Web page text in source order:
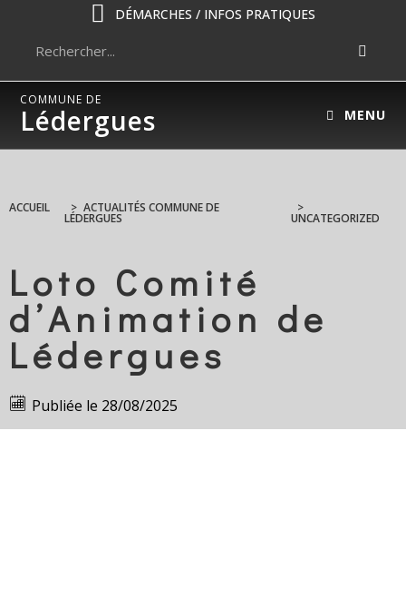
DÉMARCHES / INFOS PRATIQUES
COMMUNE DE
Lédergues MENU
ACCUEIL > ACTUALITÉS COMMUNE DE
LÉDERGUES
>
UNCATEGORIZED
Loto Comité
d’Animation de
Lédergues
Publiée le 28/08/2025